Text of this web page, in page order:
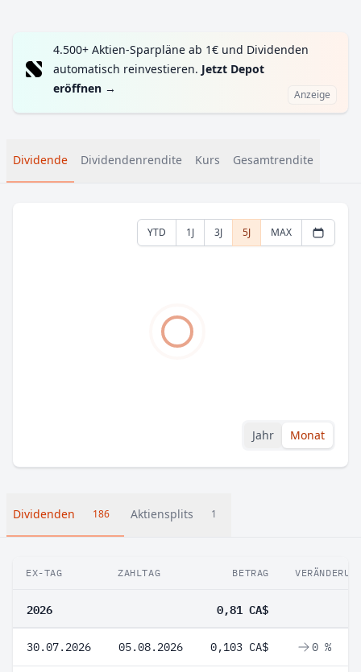
4.500+ Aktien-Sparpläne ab 1€ und Dividenden
automatisch reinvestieren. Jetzt Depot
eröffnen → Anzeige
Dividende Dividendenrendite Kurs Gesamtrendite
YTD 1J 3J 5J MAX
Jahr Monat
Dividenden 186 Aktiensplits 1
EX-TAG ZAHLTAG BETRAG
2026 0,81 CA$
30.07.2026 05.08.2026 0,103 CA$ 0 %